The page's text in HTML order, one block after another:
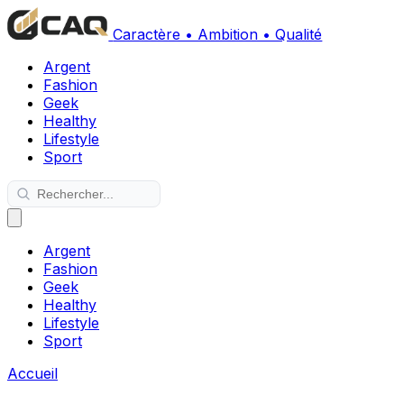
Caractère • Ambition • Qualité
Argent
Fashion
Geek
Healthy
Lifestyle
Sport
Argent
Fashion
Geek
Healthy
Lifestyle
Sport
Accueil